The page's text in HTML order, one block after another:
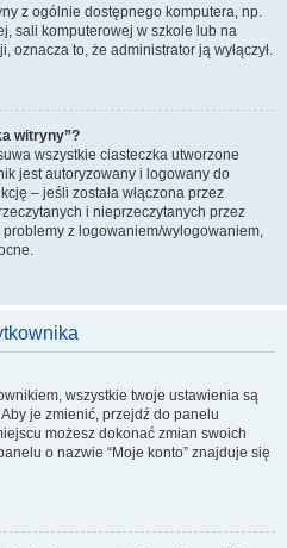
z ogólnie dostępnego komputera, np.
sali komputerowej w szkole lub na
oznacza to, że administrator ją wyłączył.
witryny”?
wszystkie ciasteczka utworzone
jest autoryzowany i logowany do
– jeśli została włączona przez
i nieprzeczytanych przez
z logowaniem/wylogowaniem,
wszystkie twoje ustawienia są
je zmienić, przejdź do panelu
możesz dokonać zmian swoich
o nazwie “Moje konto” znajduje się